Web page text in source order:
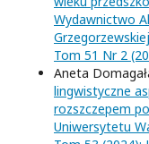
Wydawnictwo
Tom 51 Nr 2
Aneta
lingwistyczne
rozszczepem
Uniwersytetu